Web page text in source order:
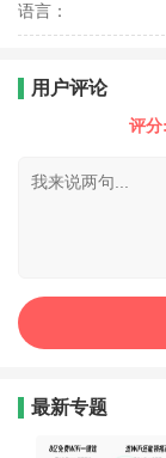
语言：
用户评论
评分:
最新专题